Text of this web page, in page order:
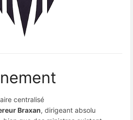
centralisé
Braxan, dirigeant absolu